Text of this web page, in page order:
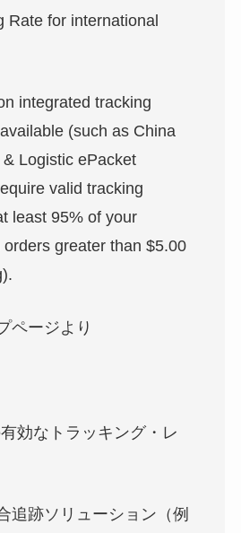
Rate for international
integrated tracking
(such as China
Logistic ePacket
valid tracking
least 95% of your
greater than $5.00
ページより
効なトラッキング・レ
追跡ソリューション（例